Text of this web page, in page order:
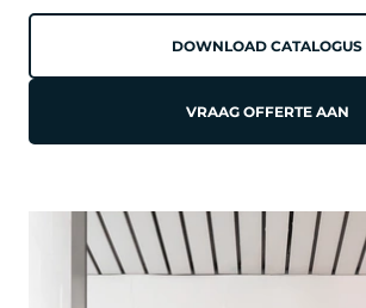
DOWNLOAD CATALOGUS
VRAAG OFFERTE AAN